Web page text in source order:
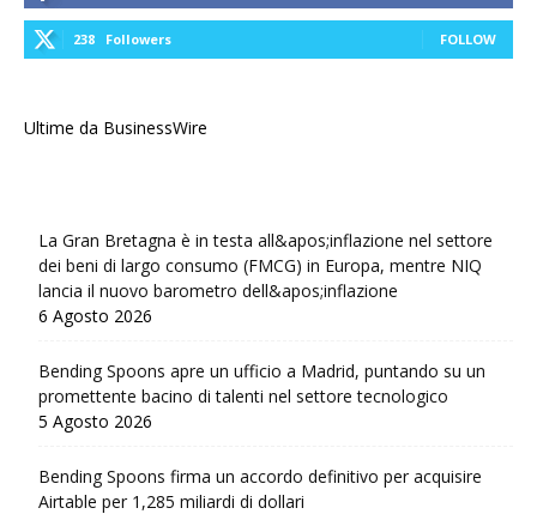
238 Followers FOLLOW
Ultime da BusinessWire
La Gran Bretagna è in testa all&apos;inflazione nel settore
dei beni di largo consumo (FMCG) in Europa, mentre NIQ
lancia il nuovo barometro dell&apos;inflazione
6 Agosto 2026
Bending Spoons apre un ufficio a Madrid, puntando su un
promettente bacino di talenti nel settore tecnologico
5 Agosto 2026
Bending Spoons firma un accordo definitivo per acquisire
Airtable per 1,285 miliardi di dollari